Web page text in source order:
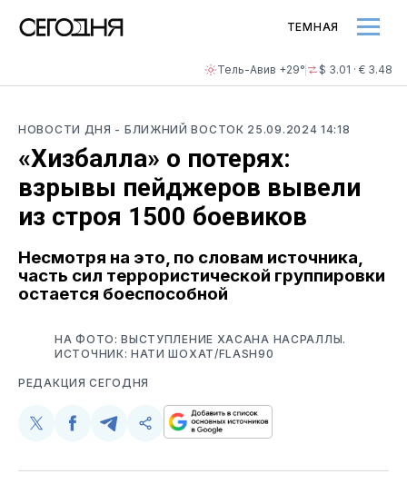
Тель-Авив +29° $ 3.01 · € 3.48
ТЕМНАЯ
НОВОСТИ ДНЯ - БЛИЖНИЙ ВОСТОК 25.09.2024 14:18
«Хизбалла» о потерях:
взрывы пейджеров вывели
из строя 1500 боевиков
Несмотря на это, по словам источника,
часть сил террористической группировки
остается боеспособной
НА ФОТО: ВЫСТУПЛЕНИЕ ХАСАНА НАСРАЛЛЫ.
ИСТОЧНИК: НАТИ ШОХАТ/FLASH90
РЕДАКЦИЯ СЕГОДНЯ
Поделиться
Twitter
Поделиться
Facebook
Поделиться
Telegram
Скопируйте
поделитесь